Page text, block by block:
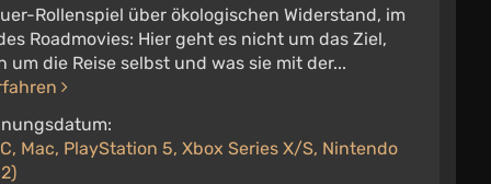
Rollenspiel über ökologischen Widerstand, im
Roadmovies: Hier geht es nicht um das Ziel,
um die Reise selbst und was sie mit der...
Mac, PlayStation 5, Xbox Series X/S, Nintendo